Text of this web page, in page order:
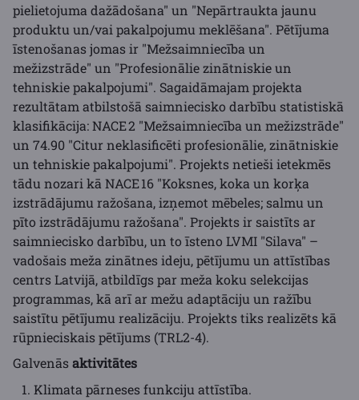
pielietojuma dažādošana" un "Nepārtraukta jaunu
produktu un/vai pakalpojumu meklēšana". Pētījuma
īstenošanas jomas ir "Mežsaimniecība un
mežizstrāde" un "Profesionālie zinātniskie un
tehniskie pakalpojumi". Sagaidāmajam projekta
rezultātam atbilstošā saimniecisko darbību statistiskā
klasifikācija: NACE 2 "Mežsaimniecība un mežizstrāde"
un 74.90 "Citur neklasificēti profesionālie, zinātniskie
un tehniskie pakalpojumi". Projekts netieši ietekmēs
tādu nozari kā NACE 16 "Koksnes, koka un korķa
izstrādājumu ražošana, izņemot mēbeles; salmu un
pīto izstrādājumu ražošana". Projekts ir saistīts ar
saimniecisko darbību, un to īsteno LVMI "Silava" –
vadošais meža zinātnes ideju, pētījumu un attīstības
centrs Latvijā, atbildīgs par meža koku selekcijas
programmas, kā arī ar mežu adaptāciju un ražību
saistītu pētījumu realizāciju. Projekts tiks realizēts kā
rūpnieciskais pētījums (TRL2-4).
Galvenāsaktivitātes
Klimata pārneses funkciju attīstība.